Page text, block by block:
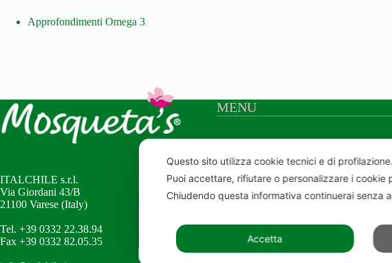
Approfondimenti Omega 3
ITALCHILE s.r.l.
Via Giordani 43/B
21100 Varese (Italy)
Tel. +39 0332 22.38.94
Fax +39 0332 82.05.35
MENU
Mosqueta’s
Elicriso
Shop online
Certificazioni
Questo sito utilizza cookie tecnici e di profilazione.
Puoi accettare, rifiutare o personalizzare i cookie
Chiudendo questa informativa continuerai senza
Accetta